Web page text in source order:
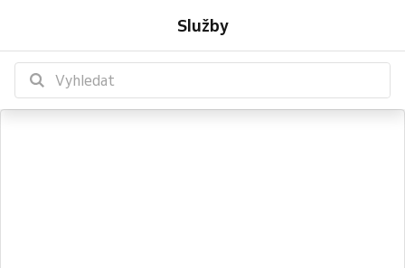
Služby